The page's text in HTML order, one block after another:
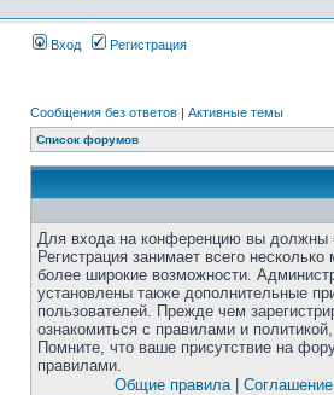
Вход Регистрация
Сообщения без ответов | Активные темы
Список форумов
Для входа на конференцию вы должны
Регистрация занимает всего
более широкие возможности.
установлены также дополнительные
пользователей. Прежде чем
ознакомиться с правилами и
Помните, что ваше присутствие на
правилами.
Общие правила|